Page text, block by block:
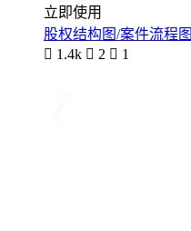
立即使用
股权结构图/案件流程图
 1.4k  2  1